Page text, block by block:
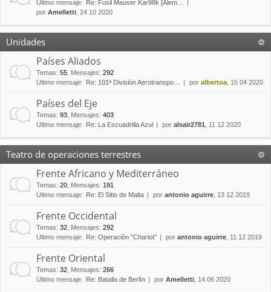
Último mensaje:
Re: Fusil Mauser Kar98k [Alem…
por Amelletti , 24 10 2020
Unidades
Países Aliados
Temas: 55 Mensajes: 292
Último mensaje:
Re: 101ª División Aerotranspo… por albertoa , 15 04 2020
Países del Eje
Temas: 93 Mensajes: 403
Último mensaje:
Re: La Escuadrilla Azul por alsair2781 , 11 12 2020
Teatro de operaciones terrestres
Frente Africano y Mediterráneo
Temas: 20 Mensajes: 191
Último mensaje:
Re: El Sitio de Malta por antonio aguirre , 13 12 2019
Frente Occidental
Temas: 32 Mensajes: 292
Último mensaje:
Re: Operación "Chariot" por antonio aguirre , 11 12 2019
Frente Oriental
Temas: 32 Mensajes: 266
Último mensaje:
Re: Batalla de Berlín por Amelletti , 14 06 2020